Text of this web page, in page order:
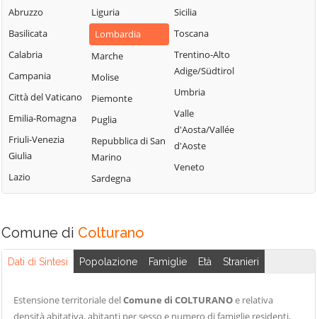
Bubbiano
Buccinasco
Buscate
Bussero
Busto Garolfo
Calvignasco
Cambiago
Canegrate
Carpiano
Cassano d'Adda
Pecchi
Locate di Triulzi
Magenta
Magnago
Marcallo con
Casone
Masate
Mediglia
Melegnano
Melzo
Motta Visconti
Nosate
Milanese
San Giorgio su
Legnano
San Giuliano
Olona
San Zenone al
Ticino
Senago
Giovanni
Abruzzo
Basilicata
Calabria
Campania
Città del Vaticano
Emilia-Romagna
Friuli-Venezia
Giulia
Lazio
Liguria
Lombardia
Marche
Molise
Piemonte
Puglia
Repubblica di San
Marino
Sardegna
Sicilia
Toscana
Trentino-Alto
Adige/Südtirol
Umbria
Valle
d'Aosta/Vallée
d'Aoste
Veneto
Comune di Colturano
Dati di Sintesi Popolazione Famiglie Età Stranieri
Estensione territoriale delComune di COLTURANOe relativa
densità abitativa, abitanti per sesso e numero di famiglie residenti,